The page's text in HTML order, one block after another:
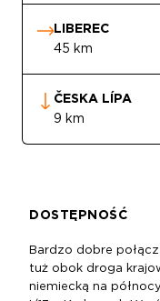
DOSTĘPNOŚĆ
Bardzo dobre
tuż obok droga
niemiecką na
LIBEREC
45 km
ČESKA LÍPA
9 km